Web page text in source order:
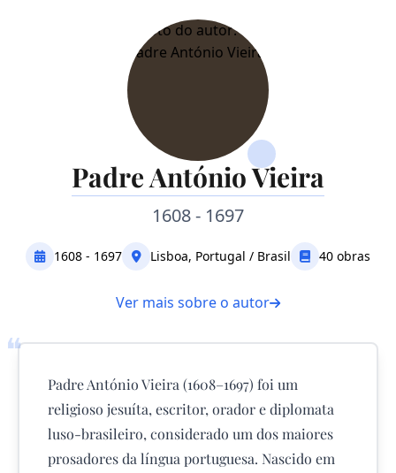
Padre António Vieira
1608 - 1697
1608 - 1697 Lisboa, Portugal / Brasil 40 obras
Ver mais sobre o autor
❝
Padre António Vieira (1608–1697) foi um
religioso jesuíta, escritor, orador e diplomata
luso-brasileiro, considerado um dos maiores
prosadores da língua portuguesa. Nascido em